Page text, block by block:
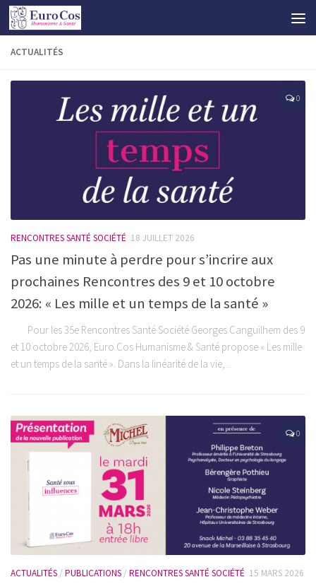
ACTUALITÉS
0
RENCONTRES SANTÉ SOCIÉTÉ 18 JUILLET 2026
Pas une minute à perdre pour s’incrire aux
prochaines Rencontres des 9 et 10 octobre
2026: « Les mille et un temps de la santé »
Pour les 35e Rencontres Santé Société Georges Canguilhem des 9
et 10 octobre 2026, Euro Cos Humanisme & Santé propose « Les mille
et un temps de la santé ». Dans la linéarité de la vie,...
0
ACTUALITÉS / PUBLICATIONS / RENCONTRES SANTÉ SOCIÉTÉ 15 MARS 2026